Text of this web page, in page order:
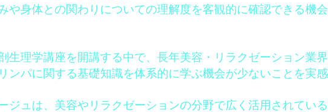
や身体との関わりについての理解度を客観的に確認できる機
生理学講座を開講する中で、長年美容・リラクゼーション業
ンパに関する基礎知識を体系的に学ぶ機会が少ないことを実
ジュは、美容やリラクゼーションの分野で広く活用されてい